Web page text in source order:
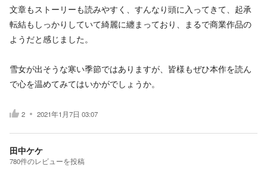
文章もストーリーも読みやすく、すんなり頭に入ってきて、起承
転結もしっかりしていて綺麗に纏まっており、まるで商業作品の
ようだと感じました。
雪女が出そうな寒い季節ではありますが、皆様もぜひ本作を読ん
で心を温めてみてはいかがでしょうか。
2 2021年1月7日 03:07
田中ケケ
780件のレビューを投稿